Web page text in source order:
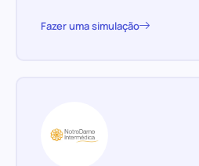
Fazer uma simulação